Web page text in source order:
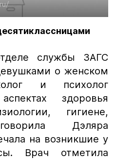
службы ЗАГС
о женском
и психолог
здоровья
гигиене,
Дэляра
на возникшие у
Врач отметила